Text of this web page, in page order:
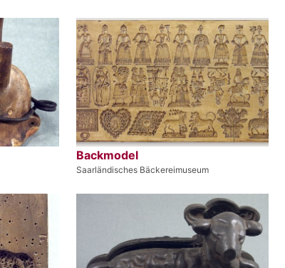
Backmodel
Saarländisches Bäckereimuseum